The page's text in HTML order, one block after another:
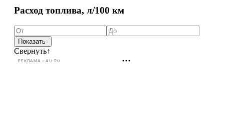
Расход топлива, л/100 км
Свернуть↑
РЕКЛАМА • AU.RU